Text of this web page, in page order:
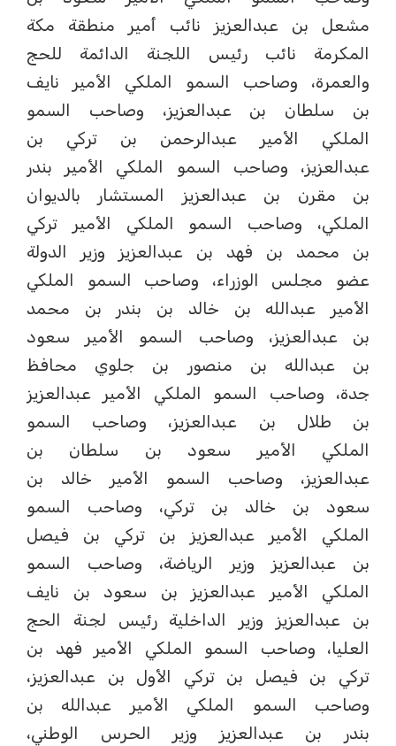
مشعل بن عبدالعزيز نائب أمير منطقة مكة
المكرمة نائب رئيس اللجنة الدائمة للحج
والعمرة، وصاحب السمو الملكي الأمير نايف
بن سلطان بن عبدالعزيز، وصاحب السمو
الملكي الأمير عبدالرحمن بن تركي بن
عبدالعزيز، وصاحب السمو الملكي الأمير بندر
بن مقرن بن عبدالعزيز المستشار بالديوان
الملكي، وصاحب السمو الملكي الأمير تركي
بن محمد بن فهد بن عبدالعزيز وزير الدولة
عضو مجلس الوزراء، وصاحب السمو الملكي
الأمير عبدالله بن خالد بن بندر بن محمد
بن عبدالعزيز، وصاحب السمو الأمير سعود
بن عبدالله بن منصور بن جلوي محافظ
جدة، وصاحب السمو الملكي الأمير عبدالعزيز
بن طلال بن عبدالعزيز، وصاحب السمو
الملكي الأمير سعود بن سلطان بن
عبدالعزيز، وصاحب السمو الأمير خالد بن
سعود بن خالد بن تركي، وصاحب السمو
الملكي الأمير عبدالعزيز بن تركي بن فيصل
بن عبدالعزيز وزير الرياضة، وصاحب السمو
الملكي الأمير عبدالعزيز بن سعود بن نايف
بن عبدالعزيز وزير الداخلية رئيس لجنة الحج
العليا، وصاحب السمو الملكي الأمير فهد بن
تركي بن فيصل بن تركي الأول بن عبدالعزيز،
وصاحب السمو الملكي الأمير عبدالله بن
بندر بن عبدالعزيز وزير الحرس الوطني،